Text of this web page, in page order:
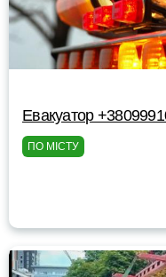
Евакуатор
ПО МІСТУ